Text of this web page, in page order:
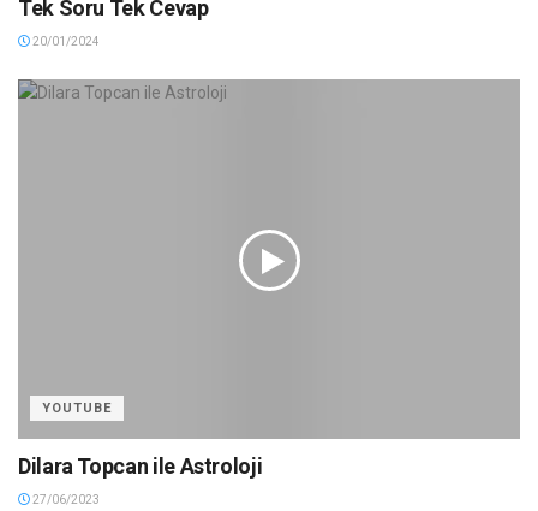
Tek Soru Tek Cevap
20/01/2024
YOUTUBE
Dilara Topcan ile Astroloji
27/06/2023